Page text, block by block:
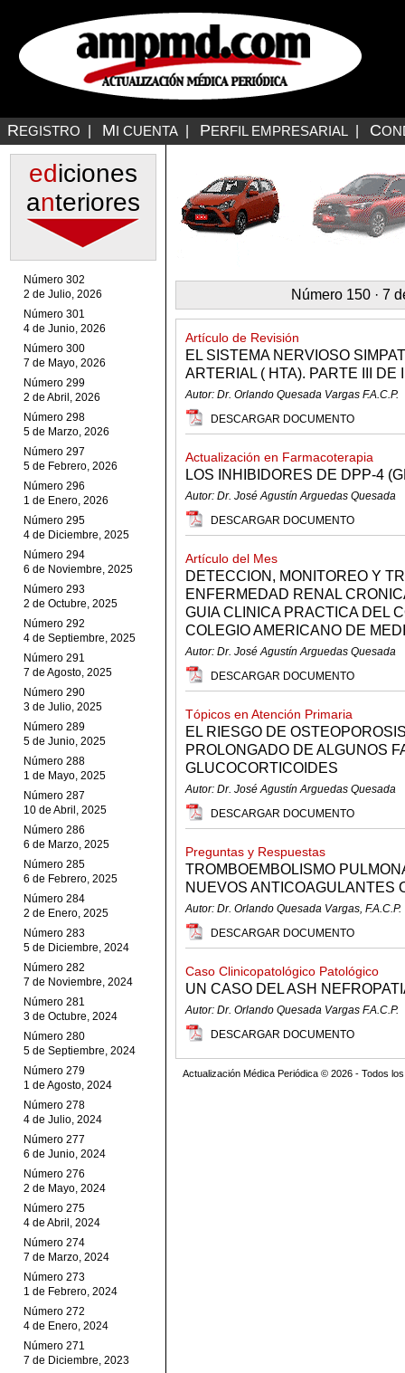
REGISTRO MI CUENTA PERFIL EMPRESARIAL C
ediciones
anteriores
Número 302
2 de Julio, 2026
Número 301
4 de Junio, 2026
Número 300
7 de Mayo, 2026
Número 299
2 de Abril, 2026
Número 298
5 de Marzo, 2026
Número 297
5 de Febrero, 2026
Número 296
1 de Enero, 2026
Número 295
4 de Diciembre, 2025
Número 294
6 de Noviembre, 2025
Número 293
2 de Octubre, 2025
Número 292
4 de Septiembre, 2025
Número 291
7 de Agosto, 2025
Número 290
3 de Julio, 2025
Número 289
5 de Junio, 2025
Número 288
1 de Mayo, 2025
Número 287
10 de Abril, 2025
Número 286
6 de Marzo, 2025
Número 285
6 de Febrero, 2025
Número 284
2 de Enero, 2025
Número 283
5 de Diciembre, 2024
Número 282
7 de Noviembre, 2024
Número 281
3 de Octubre, 2024
Número 280
5 de Septiembre, 2024
Número 279
1 de Agosto, 2024
Número 278
4 de Julio, 2024
Número 277
6 de Junio, 2024
Número 276
2 de Mayo, 2024
Número 275
4 de Abril, 2024
Número 274
7 de Marzo, 2024
Número 273
1 de Febrero, 2024
Número 272
4 de Enero, 2024
Número 271
7 de Diciembre, 2023
Número 150 · 7
Artículo de Revisión
EL SISTEMA NERVIOSO
ARTERIAL ( HTA). PARTE III DE
Autor: Dr. Orlando Quesada Vargas F.A.C.P.
DESCARGAR DOCUMENTO
Actualización en Farmacoterapia
LOS INHIBIDORES DE DPP-4
Autor: Dr. José Agustín Arguedas Quesada
DESCARGAR DOCUMENTO
Artículo del Mes
DETECCION, MONITOREO Y
ENFERMEDAD RENAL
GUIA CLINICA PRACTICA DEL
COLEGIO AMERICANO DE
Autor: Dr. José Agustín Arguedas Quesada
DESCARGAR DOCUMENTO
Tópicos en Atención Primaria
EL RIESGO DE
PROLONGADO DE ALGUNOS
GLUCOCORTICOIDES
Autor: Dr. José Agustín Arguedas Quesada
DESCARGAR DOCUMENTO
Preguntas y Respuestas
TROMBOEMBOLISMO
NUEVOS ANTICOAGULANTES
Autor: Dr. Orlando Quesada Vargas, F.A.C.P.
DESCARGAR DOCUMENTO
Caso Clinicopatológico Patológico
UN CASO DEL ASH
Autor: Dr. Orlando Quesada Vargas F.A.C.P.
DESCARGAR DOCUMENTO
Actualización Médica Periódica © 2026 - Todos